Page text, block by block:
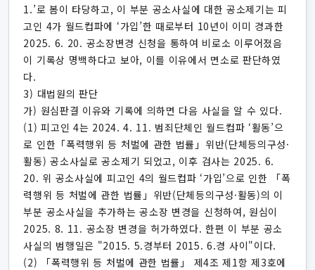
1.’로 봄이 타당하고, 이 부분 공소사실에 대한 공소제기는 피
고인 4가 월드컵파에 ‘가입’한 때로부터 10년이 이미 경과한
2025. 6. 20. 공소장변경 신청을 통하여 비로소 이루어졌음
이 기록상 명백하다고 보아, 이를 이유에서 면소로 판단하였
다.
3) 대법원의 판단
가) 원심판결 이유와 기록에 의하면 다음 사실을 알 수 있다.
(1) 피고인 4는 2024. 4. 11. 범죄단체인 월드컵파 ‘활동’으
로 인한「폭력행위 등 처벌에 관한 법률」위반(단체등의구성·
활동) 공소사실로 공소제기 되었고, 이후 검사는 2025. 6.
20. 위 공소사실에 피고인 4의 월드컵파 ‘가입’으로 인한 「폭
력행위 등 처벌에 관한 법률」위반(단체등의구성·활동)의 이
부분 공소사실을 추가하는 공소장 변경을 신청하여, 원심이
2025. 8. 11. 공소장 변경을 허가하였다. 한편 이 부분 공소
사실의 범행일은 "2015. 5.경부터 2015. 6.경 사이"이다.
(2) 「폭력행위 등 처벌에 관한 법률」 제4조 제1항 제3호에